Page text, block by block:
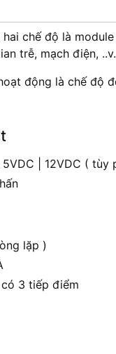
chế độ là
trễ, mạch điện,
động là chế độ
| 12VDC ( tùy
lặp )
3 tiếp điểm